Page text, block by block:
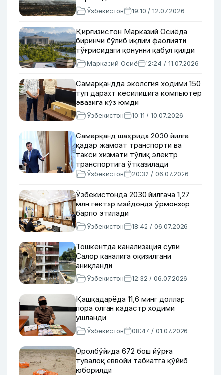
Ўзбекистон 19:10 / 12.07.2026
Қирғизистон Марказий Осиёда
биринчи бўлиб иқлим фаолияти
тўғрисидаги қонунни қабул қилди
Марказий Осиё 12:24 / 11.07.2026
Самарқандда экология ходими 150
туп дарахт кесилишига компьютер
эвазига кўз юмди
Ўзбекистон 10:11 / 10.07.2026
Самарқанд шаҳрида 2030 йилга
қадар жамоат транспорти ва
такси хизмати тўлиқ электр
транспортига ўтказилади
Ўзбекистон 20:32 / 06.07.2026
Ўзбекистонда 2030 йилгача 1,27
млн гектар майдонда ўрмонзор
барпо этилади
Ўзбекистон 18:42 / 06.07.2026
Тошкентда канализация суви
Салор каналига оқизилгани
аниқланди
Ўзбекистон 12:32 / 06.07.2026
Қашқадарёда 11,6 минг доллар
пора олган кадастр ходими
ушланди
Ўзбекистон 08:47 / 01.07.2026
Оролбўйида 672 бош йўрға
тувалоқ ёввойи табиатга қўйиб
юборилди